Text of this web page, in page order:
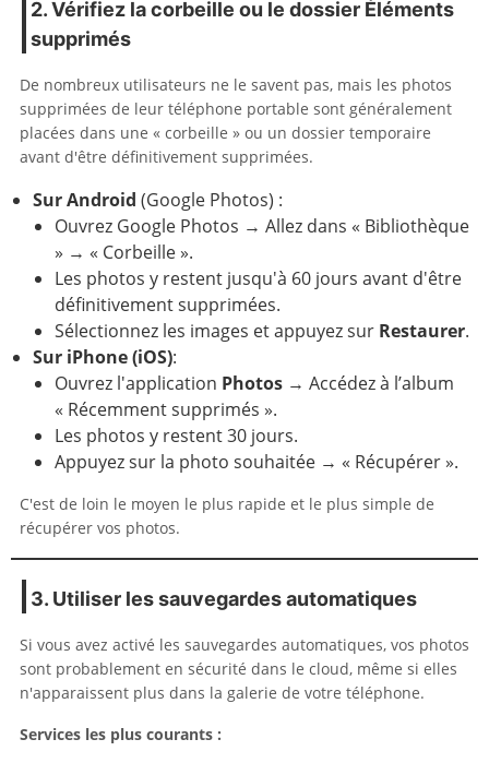
2. Vérifiez la corbeille ou le dossier Éléments
supprimés
De nombreux utilisateurs ne le savent pas, mais les photos
supprimées de leur téléphone portable sont généralement
placées dans une « corbeille » ou un dossier temporaire
avant d'être définitivement supprimées.
Sur Android (Google Photos) :
Ouvrez Google Photos → Allez dans « Bibliothèque
» → « Corbeille ».
Les photos y restent jusqu'à 60 jours avant d'être
définitivement supprimées.
Sélectionnez les images et appuyez sur Restaurer.
Sur iPhone (iOS):
Ouvrez l'application Photos → Accédez à l’album
« Récemment supprimés ».
Les photos y restent 30 jours.
Appuyez sur la photo souhaitée → « Récupérer ».
C'est de loin le moyen le plus rapide et le plus simple de
récupérer vos photos.
3. Utiliser les sauvegardes automatiques
Si vous avez activé les sauvegardes automatiques, vos photos
sont probablement en sécurité dans le cloud, même si elles
n'apparaissent plus dans la galerie de votre téléphone.
Services les plus courants :